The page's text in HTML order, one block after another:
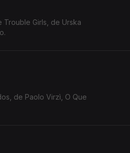
Trouble Girls, de Urska
de Paolo Virzì, O Que